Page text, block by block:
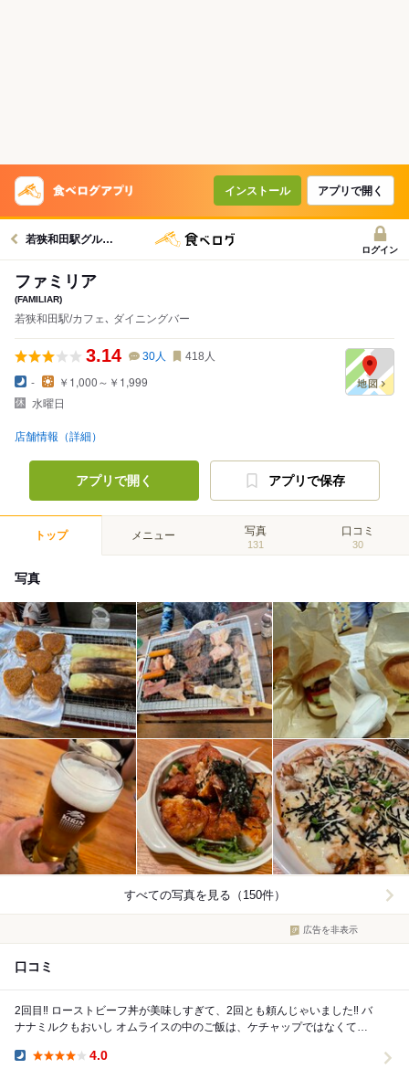
インストール アプリで開く
若狭和田駅グルメへ
ログイン
ファミリア
(FAMILIAR)
若狭和田駅/カフェ､ ダイニングバー
3.14 30人 418 人
-
￥1,000～￥1,999
水曜日
店舗情報（詳細）
アプリで開く アプリで保存
トップ メニュー 写真
131
口コミ
30
写真
すべての写真を見る（150件）
広告を非表示
口コミ
2回目‼︎ ローストビーフ丼が美味しすぎて、2回とも頼んじゃいました‼︎ バ
ナナミルクもおいし オムライスの中のご飯は、ケチャップではなくて、
4.0